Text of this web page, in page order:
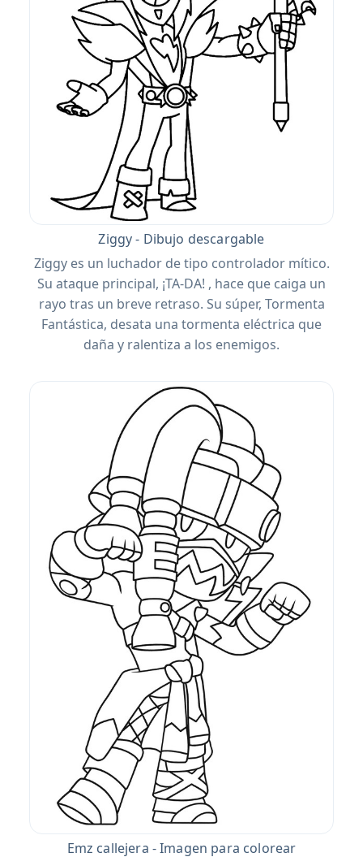
Ziggy - Dibujo descargable
Ziggy es un luchador de tipo controlador mítico.
Su ataque principal, ¡TA-DA! , hace que caiga un
rayo tras un breve retraso. Su súper, Tormenta
Fantástica, desata una tormenta eléctrica que
daña y ralentiza a los enemigos.
Emz callejera - Imagen para colorear